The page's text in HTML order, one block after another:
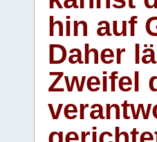
hin auf
Daher
Zweifel